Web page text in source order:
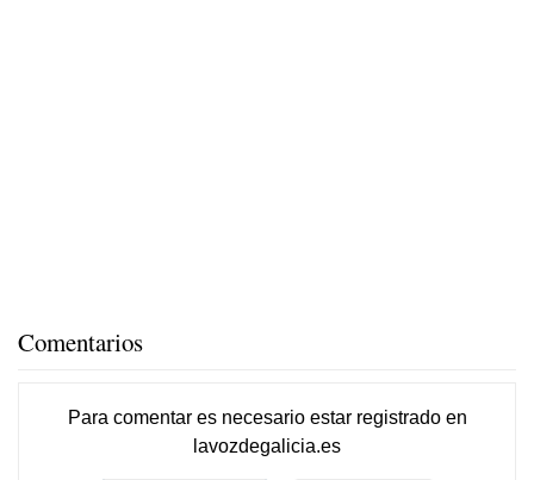
Comentarios
Para comentar es necesario estar registradoen
lavozdegalicia.es